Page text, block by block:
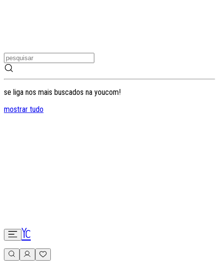
se liga nos mais buscados na youcom!
mostrar tudo